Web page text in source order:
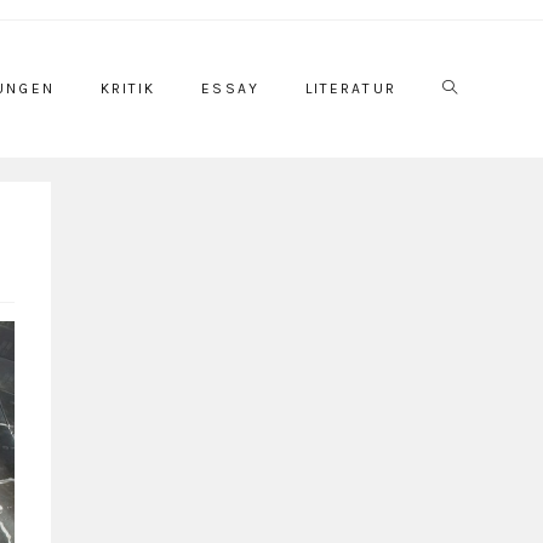
KRITIK ESSAY LITERATUR